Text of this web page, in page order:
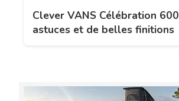
Clever VANS Célébration
astuces et de belles finitions